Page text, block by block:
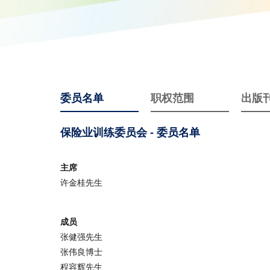
委员名单 职权范围 出版
保险业训练委员会 - 委员名单
主席
许金桂先生
成员
张健强先生
张伟良博士
程容辉先生